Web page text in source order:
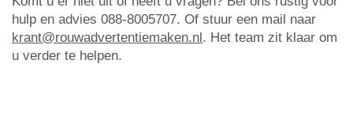
hulp en advies 088-8005707. Of stuur een mail naar
krant@rouwadvertentiemaken.nl. Het team zit klaar om
u verder te helpen.